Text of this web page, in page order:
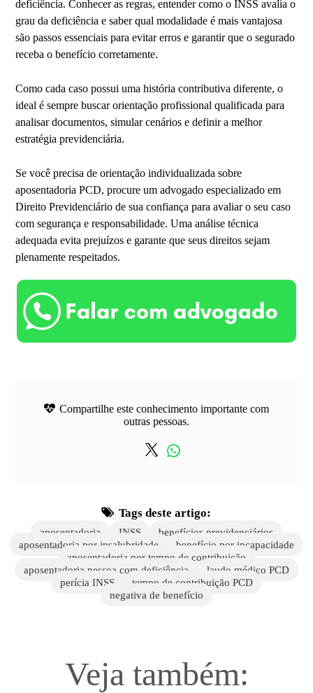
deficiência. Conhecer as regras, entender como o INSS avalia o
grau da deficiência e saber qual modalidade é mais vantajosa
são passos essenciais para evitar erros e garantir que o segurado
receba o benefício corretamente.
Como cada caso possui uma história contributiva diferente, o
ideal é sempre buscar orientação profissional qualificada para
analisar documentos, simular cenários e definir a melhor
estratégia previdenciária.
Se você precisa de orientação individualizada sobre
aposentadoria PCD, procure um advogado especializado em
Direito Previdenciário de sua confiança para avaliar o seu caso
com segurança e responsabilidade. Uma análise técnica
adequada evita prejuízos e garante que seus direitos sejam
plenamente respeitados.
Compartilhe este conhecimento importante com
outras pessoas.
Tags deste artigo:
aposentadoria INSS
benefícios previdenciários
aposentadoria por insalubridade
benefício por incapacidade
aposentadoria por tempo de contribuição
aposentadoria pessoa com deficiência
laudo médico PCD
perícia INSS
tempo de contribuição PCD
negativa de benefício
Veja também: